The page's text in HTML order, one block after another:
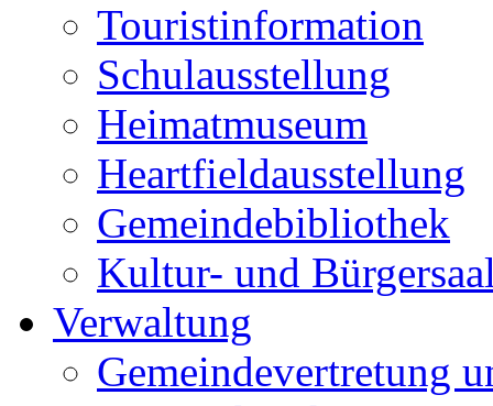
Touristinformation
Schulausstellung
Heimatmuseum
Heartfieldausstellung
Gemeindebibliothek
Kultur- und
Verwaltung
Gemeindevertretung